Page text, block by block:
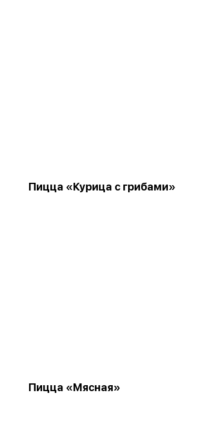
Пицца «Курица с грибами»
Пицца «Мясная»